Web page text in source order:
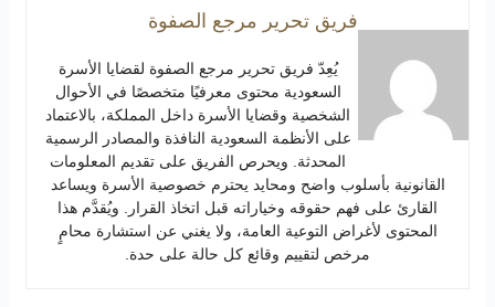
فريق تحرير مرجع الصفوة
يُعِدّ فريق تحرير مرجع الصفوة لقضايا الأسرة
السعودية محتوى معرفيًا متخصصًا في الأحوال
الشخصية وقضايا الأسرة داخل المملكة، بالاعتماد
على الأنظمة السعودية النافذة والمصادر الرسمية
المحدثة. ويحرص الفريق على تقديم المعلومات
القانونية بأسلوب واضح ومحايد يحترم خصوصية الأسرة ويساعد
القارئ على فهم حقوقه وخياراته قبل اتخاذ القرار. ويُقدَّم هذا
المحتوى لأغراض التوعية العامة، ولا يغني عن استشارة محامٍ
مرخص لتقييم وقائع كل حالة على حدة.